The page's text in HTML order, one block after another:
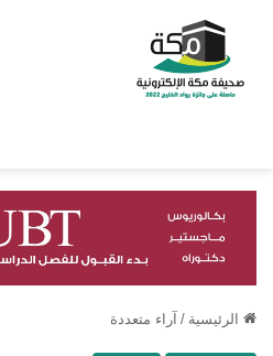
الرئيسية / آراء متعددة